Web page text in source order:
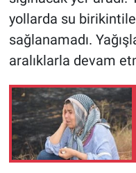
yollarda su
sağlanamadı.
aralıklarla devam